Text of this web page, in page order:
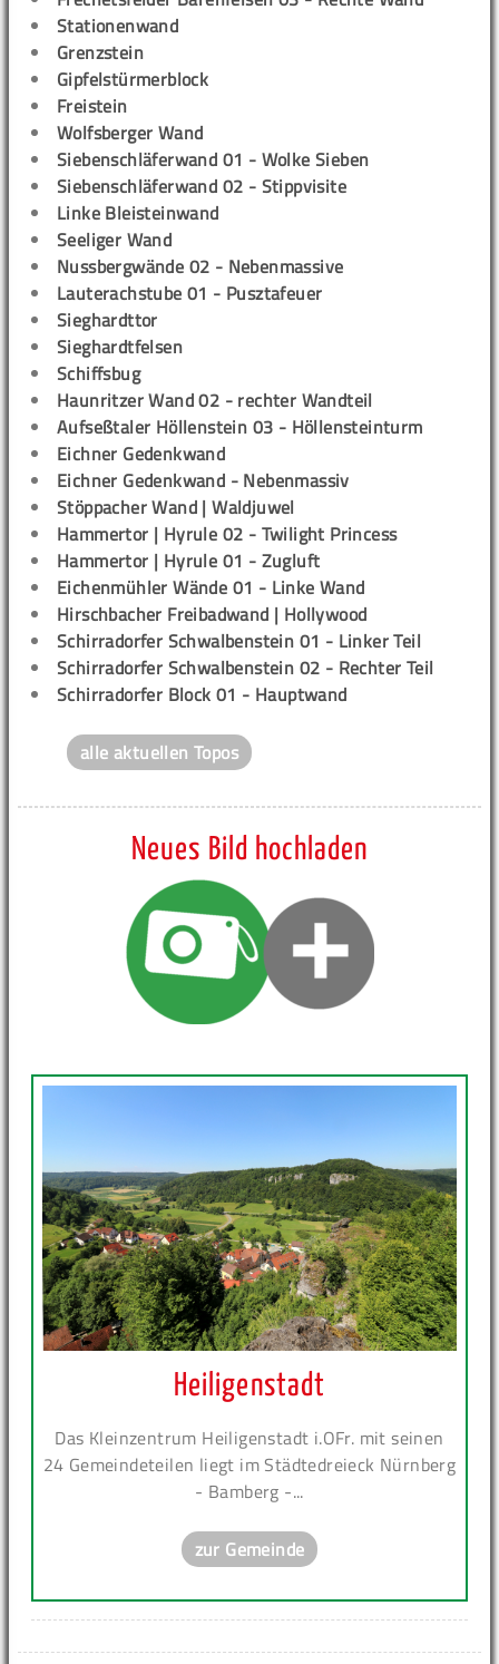
Stationenwand
Grenzstein
Gipfelstürmerblock
Freistein
Wolfsberger Wand
Siebenschläferwand 01 - Wolke Sieben
Siebenschläferwand 02 - Stippvisite
Linke Bleisteinwand
Seeliger Wand
Nussbergwände 02 - Nebenmassive
Lauterachstube 01 - Pusztafeuer
Sieghardttor
Sieghardtfelsen
Schiffsbug
Haunritzer Wand 02 - rechter Wandteil
Aufseßtaler Höllenstein 03 - Höllensteinturm
Eichner Gedenkwand
Eichner Gedenkwand - Nebenmassiv
Stöppacher Wand | Waldjuwel
Hammertor | Hyrule 02 - Twilight Princess
Hammertor | Hyrule 01 - Zugluft
Eichenmühler Wände 01 - Linke Wand
Hirschbacher Freibadwand | Hollywood
Schirradorfer Schwalbenstein 01 - Linker Teil
Schirradorfer Schwalbenstein 02 - Rechter Teil
Schirradorfer Block 01 - Hauptwand
alle aktuellen Topos
Neues Bild hochladen
Heiligenstadt
Das Kleinzentrum Heiligenstadt i.OFr. mit seinen
24 Gemeindeteilen liegt im Städtedreieck Nürnberg
- Bamberg -...
zur Gemeinde